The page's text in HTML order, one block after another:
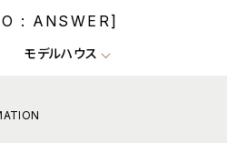
モデルハウス